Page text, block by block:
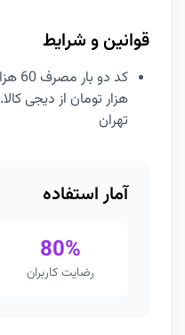
قوانین و شرایط
هزار تومان از دیجی
تهران
آمار استفاده
80%
رضایت کاربران